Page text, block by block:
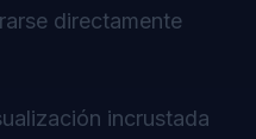
directamente
incrustada